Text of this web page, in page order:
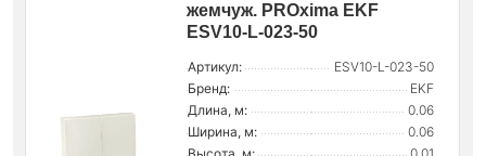
жемчуж. PROxima EKF
ESV10-L-023-50
Артикул:
ESV10-L-023-50
Бренд:
EKF
Длина, м:
0.06
Ширина, м:
0.06